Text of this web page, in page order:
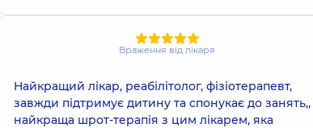
Враження від лікаря
Найкращий лікар, реабілітолог, фізіотерапевт,
завжди підтримує дитину та спонукає до занять,,
найкраща шрот-терапія з цим лікарем, яка